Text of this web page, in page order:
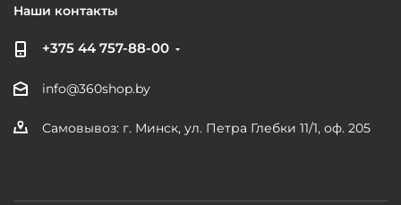
Наши контакты
+375 44 757-88-00
info@360shop.by
Самовывоз: г. Минск, ул. Петра Глебки 11/1, оф. 205